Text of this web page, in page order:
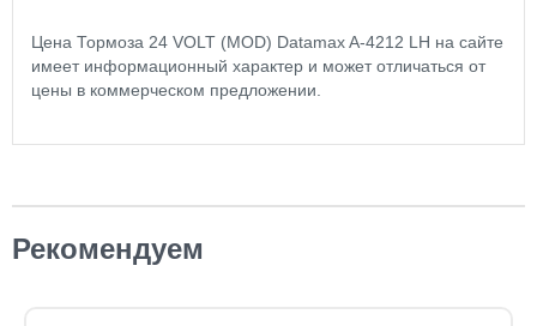
Цена Тормоза 24 VOLT (MOD) Datamax A-4212 LH на сайте
имеет информационный характер и может отличаться от
цены в коммерческом предложении.
Рекомендуем